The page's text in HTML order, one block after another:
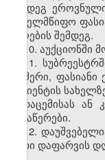
შემდეგ
სახელმწიფო
მიღების შემდეგ.
10.
11.
ნომერი,
კლიენტის
გადაცემისას
ჩანაწერები.
12.
მათი დაფარვის